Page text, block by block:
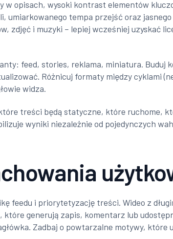
w opisach, wysoki kontrast elementów
umiarkowanego tempa przejść oraz
zdjęć i muzyki – lepiej wcześniej uzyskać
feed, stories, reklama, miniatura. Buduj
Różnicuj formaty między cyklami
widza.
treści będą statyczne, które ruchome,
wyniki niezależnie od pojedynczych
feedu i priorytetyzację treści. Wideo z
generują zapis, komentarz lub
Zadbaj o powtarzalne motywy, które